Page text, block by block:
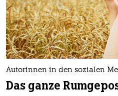
Autorinnen in den sozialen
Das ganze